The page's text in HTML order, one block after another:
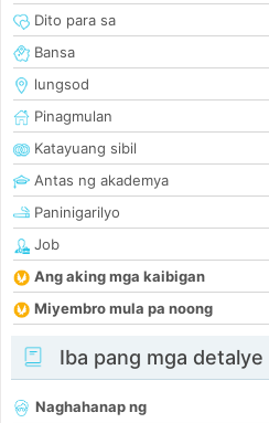
Dito para sa
Bansa
lungsod
Pinagmulan
Katayuang sibil
Antas ng akademya
Paninigarilyo
Job
Ang aking mga kaibigan
Miyembro mula pa noong
Iba pang mga detalye
Naghahanap ng